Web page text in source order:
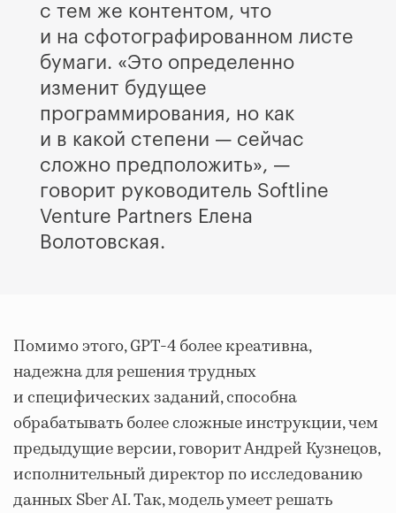
с тем же контентом, что
и на сфотографированном листе
бумаги. «Это определенно
изменит будущее
программирования, но как
и в какой степени — сейчас
сложно предположить», —
говорит руководитель Softline
Venture Partners Елена
Волотовская.
Помимо этого, GPT-4 более креативна,
надежна для решения трудных
и специфических заданий, способна
обрабатывать более сложные инструкции, чем
предыдущие версии, говорит Андрей Кузнецов,
исполнительный директор по исследованию
данных Sber AI. Так, модель умеет решать